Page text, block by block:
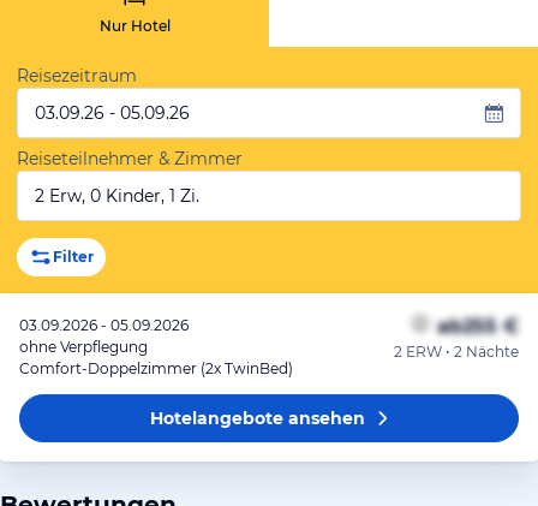
Nur Hotel
Reisezeitraum
03.09.26 - 05.09.26
Reiseteilnehmer & Zimmer
2 Erw, 0 Kinder, 1 Zi.
Filter
03.09.2026 - 05.09.2026
ohne Verpflegung
Comfort-Doppelzimmer (2x TwinBed)
ab255 €
2 ERW • 2 Nächte
Hotelangeboteansehen